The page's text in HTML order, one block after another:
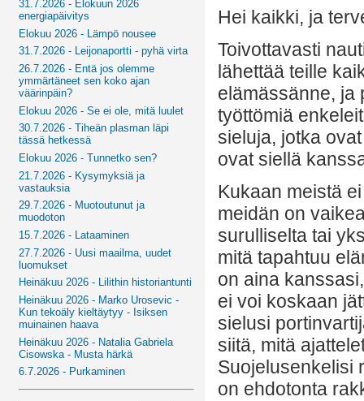
31.7.2026 - Elokuun 2026
energiapäivitys
Elokuu 2026 - Lämpö nousee
31.7.2026 - Leijonaportti - pyhä virta
26.7.2026 - Entä jos olemme
ymmärtäneet sen koko ajan
väärinpäin?
Elokuu 2026 - Se ei ole, mitä luulet
30.7.2026 - Tiheän plasman läpi
tässä hetkessä
Elokuu 2026 - Tunnetko sen?
21.7.2026 - Kysymyksiä ja
vastauksia
29.7.2026 - Muotoutunut ja
muodoton
15.7.2026 - Lataaminen
27.7.2026 - Uusi maailma, uudet
luomukset
Heinäkuu 2026 - Lilithin historiantunti
Heinäkuu 2026 - Marko Urosevic -
Kun tekoäly kieltäytyy - Isiksen
muinainen haava
Heinäkuu 2026 - Natalia Gabriela
Cisowska - Musta härkä
6.7.2026 - Purkaminen
Hei kaikki, ja
Toivottavasti
lähettää teille
elämässänne, ja
työttömiä
sieluja, jotka
ovat siellä
Kukaan meistä
meidän on
surulliselta tai
mitä tapahtuu
on aina
ei voi koskaan
sielusi
siitä, mitä
Suojelusenkelisi
on ehdotonta